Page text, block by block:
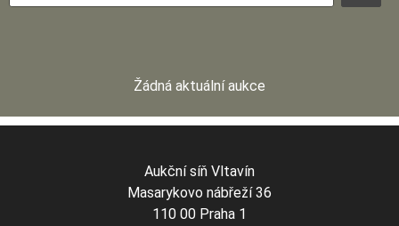
Žádná aktuální aukce
Aukční síň Vltavín
Masarykovo nábřeží 36
110 00 Praha 1